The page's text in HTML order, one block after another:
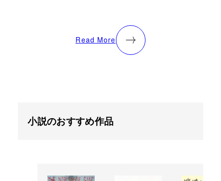
Read More
小説のおすすめ作品